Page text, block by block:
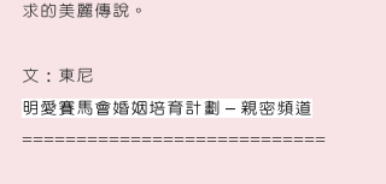
求的美麗傳說。
文：東尼
明愛賽馬會婚姻培育計劃 – 親密頻道
============================